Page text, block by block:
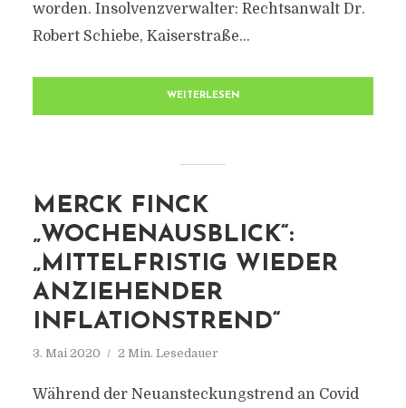
worden. Insolvenzverwalter: Rechtsanwalt Dr.
Robert Schiebe, Kaiserstraße...
WEITERLESEN
MERCK FINCK
„WOCHENAUSBLICK“:
„MITTELFRISTIG WIEDER
ANZIEHENDER
INFLATIONSTREND“
3. Mai 2020 2 Min. Lesedauer
Während der Neuansteckungstrend an Covid